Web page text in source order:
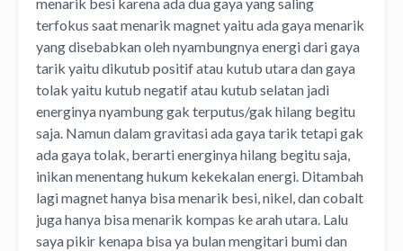
terfokus saat menarik magnet yaitu ada gaya menarik
yang disebabkan oleh nyambungnya energi dari gaya
tarik yaitu dikutub positif atau kutub utara dan gaya
tolak yaitu kutub negatif atau kutub selatan jadi
energinya nyambung gak terputus/gak hilang begitu
saja. Namun dalam gravitasi ada gaya tarik tetapi gak
ada gaya tolak, berarti energinya hilang begitu saja,
inikan menentang hukum kekekalan energi. Ditambah
lagi magnet hanya bisa menarik besi, nikel, dan cobalt
juga hanya bisa menarik kompas ke arah utara. Lalu
saya pikir kenapa bisa ya bulan mengitari bumi dan